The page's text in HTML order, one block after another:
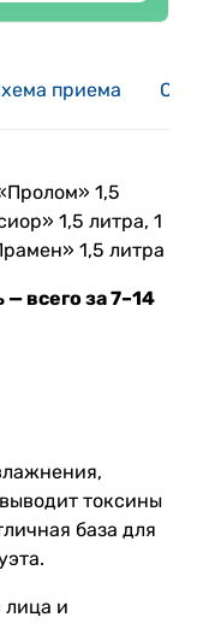
приема
1,5
1,5 литра, 1
1,5 литра
всего за 7–14
токсины
база для
лица и